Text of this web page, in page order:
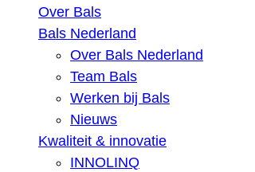
Over Bals
Bals Nederland
Over Bals Nederland
Team Bals
Werken bij Bals
Nieuws
Kwaliteit & innovatie
INNOLINQ